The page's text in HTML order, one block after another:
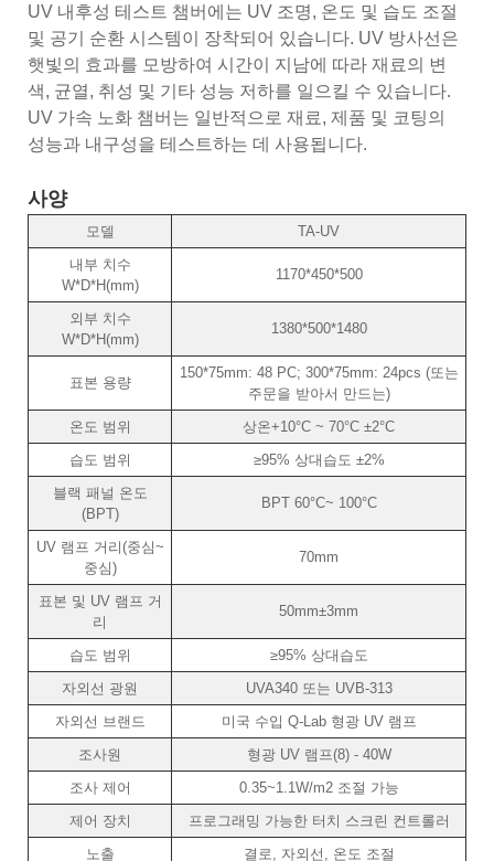
UV 내후성 테스트 챔버에는 UV 조명, 온도 및 습도 조절
및 공기 순환 시스템이 장착되어 있습니다. UV 방사선은
햇빛의 효과를 모방하여 시간이 지남에 따라 재료의 변
색, 균열, 취성 및 기타 성능 저하를 일으킬 수 있습니다.
UV 가속 노화 챔버는 일반적으로 재료, 제품 및 코팅의
성능과 내구성을 테스트하는 데 사용됩니다.
사양
모델
TA-UV
내부 치수
W*D*H(mm)
1170*450*500
외부 치수
W*D*H(mm)
1380*500*1480
표본 용량
150*75mm: 48 PC; 300*75mm: 24pcs (또는
주문을 받아서 만드는)
온도 범위
상온+10°C ~ 70°C ±2°C
습도 범위
≥95% 상대습도 ±2%
블랙 패널 온도
(BPT)
BPT 60°C~ 100°C
UV 램프 거리(중심~
중심)
70mm
표본 및 UV 램프 거
리
50mm±3mm
습도 범위
≥95% 상대습도
자외선 광원
UVA340 또는 UVB-313
자외선 브랜드
미국 수입 Q-Lab 형광 UV 램프
조사원
형광 UV 램프(8) - 40W
조사 제어
0.35~1.1W/m2 조절 가능
제어 장치
프로그래밍 가능한 터치 스크린 컨트롤러
노출
결로, 자외선, 온도 조절